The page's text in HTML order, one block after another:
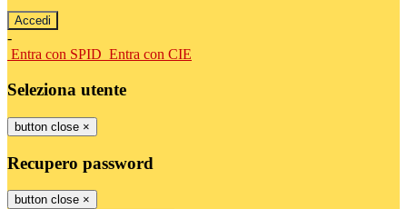
-
Entra con SPID Entra con CIE
Seleziona utente
button close ×
Recupero password
button close ×